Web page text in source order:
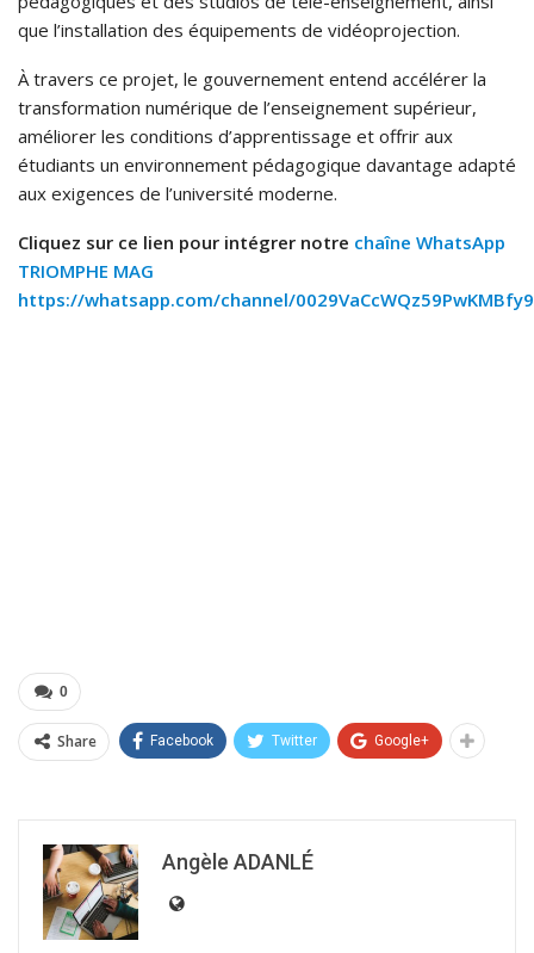
que l’installation des équipements de vidéoprojection.
À travers ce projet, le gouvernement entend accélérer la
transformation numérique de l’enseignement supérieur,
améliorer les conditions d’apprentissage et offrir aux
étudiants un environnement pédagogique davantage adapté
aux exigences de l’université moderne.
Cliquez sur ce lien pour intégrer notre chaîne WhatsApp
TRIOMPHE MAG
https://whatsapp.com/channel/
0
Share Facebook Twitter Google+
Angèle ADANLÉ